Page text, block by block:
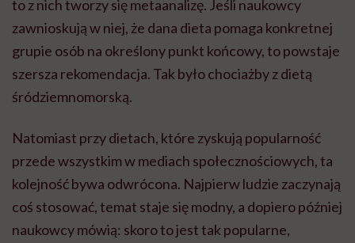
to z nich tworzy się metaanalizę. Jeśli naukowcy
zawnioskują w niej, że dana dieta pomaga konkretnej
grupie osób na określony punkt końcowy, to powstaje
szersza rekomendacja. Tak było chociażby z dietą
śródziemnomorską.
Natomiast przy dietach, które zyskują popularność
przede wszystkim w mediach społecznościowych, ta
kolejność bywa odwrócona. Najpierw ludzie zaczynają
coś stosować, temat staje się modny, a dopiero później
naukowcy mówią: skoro to jest tak popularne,